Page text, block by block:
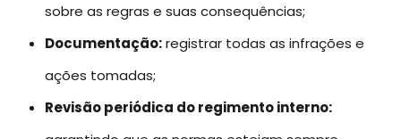
sobre as regras e suas consequências;
Documentação:registrar todas as infrações e
ações tomadas;
Revisão periódica do regimento interno: